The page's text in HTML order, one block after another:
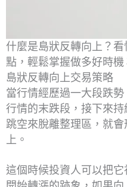
什麼是島狀反轉向上？
點，輕鬆掌握做多好時機
島狀反轉向上交易策略
當行情經歷過一大段跌
行情的末跌段，接下來
跳空來脫離整理區，就
上。
這個時候投資人可以把